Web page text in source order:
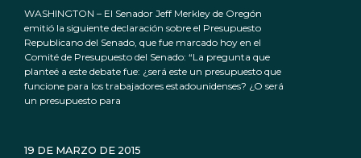
WASHINGTON – El Senador Jeff Merkley de Oregón
emitió la siguiente declaración sobre el Presupuesto
Republicano del Senado, que fue marcado hoy en el
Comité de Presupuesto del Senado: “La pregunta que
planteé a este debate fue: ¿será este un presupuesto que
funcione para los trabajadores estadounidenses? ¿O será
un presupuesto para
19 DE MARZO DE 2015